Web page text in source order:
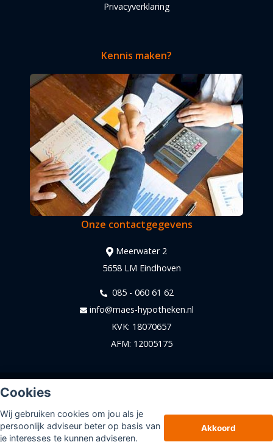
Cookies
Wij gebruiken cookies om jou als je
persoonlijk adviseur beter op basis van
je interesses te kunnen adviseren.
Akkoord
Privacyverklaring
Kennis maken?
Onze contactgegevens
Meerwater 2
5658 LM Eindhoven
085 - 060 61 62
info@maes-hypotheken.nl
KVK: 18070657
AFM: 12005175
Sitemap
Disclaimer